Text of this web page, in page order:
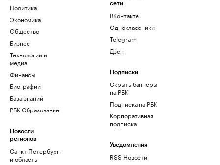
Политика
Экономика
Общество
Бизнес
Технологии и
медиа
Финансы
Биографии
База знаний
РБК Образование
Новости
регионов
Санкт-Петербург
и область
сети
ВКонтакте
Одноклассники
Telegram
Дзен
Подписки
Скрыть баннеры
на РБК
Подписка на РБК
Корпоративная
подписка
Уведомления
RSS Новости